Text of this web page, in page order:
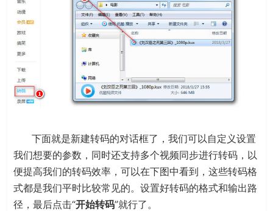
下面就是新建转码的对话框了，我们可以自定义设置
我们想要的参数，同时还支持多个视频同步进行转码，以
便提高我们的转码效率，可以在下图中看到，这些转码格
式都是我们平时比较常见的。设置好转码的格式和输出路
径，最后点击“开始转码”就行了。